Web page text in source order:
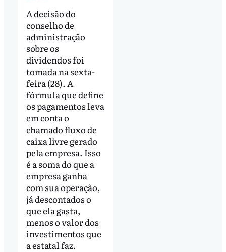
A decisão do
conselho de
administração
sobre os
dividendos foi
tomada na sexta-
feira (28). A
fórmula que define
os pagamentos leva
em conta o
chamado fluxo de
caixa livre gerado
pela empresa. Isso
é a soma do que a
empresa ganha
com sua operação,
já descontados o
que ela gasta,
menos o valor dos
investimentos que
a estatal faz.